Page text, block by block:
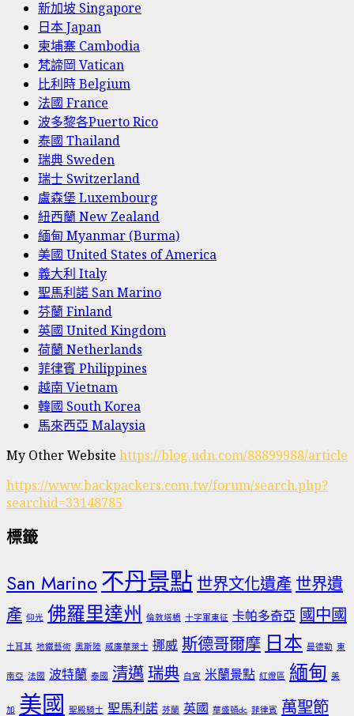
新加坡 Singapore
日本 Japan
柬埔寨 Cambodia
梵諦岡 Vatican
比利時 Belgium
法國 France
波多黎各Puerto Rico
泰國 Thailand
瑞典 Sweden
瑞士 Switzerland
盧森堡 Luxembourg
紐西蘭 New Zealand
緬甸 Myanmar (Burma)
美國 United States of America
義大利 Italy
聖馬利諾 San Marino
芬蘭 Finland
英國 United Kingdom
荷蘭 Netherlands
菲律賓 Philippines
越南 Vietnam
韓國 South Korea
馬來西亞 Malaysia
My Other Website https://blog.udn.com/88899988/article
https://www.backpackers.com.tw/forum/search.php?
searchid=33148785
標籤
San Marino 不丹景點 世界文化遺產 世界遺
產 仰光 佛羅里達州 倫敦塔橋 十字軍東征 卡帕多奇亞 國中國
土耳其 地鐵藝術 奧斯陸 威廉華萊士 挪威 斯德哥爾摩 日本 曼德勒 東
南亞 法國 波特蘭 泰國 清邁 瑞典 白宮 米蘭景點 紅燈區 緬甸 美
加 美國 聖殿騎士 聖馬利諾 芬蘭 英國 華盛頓dc 菲律賓 萬聖節